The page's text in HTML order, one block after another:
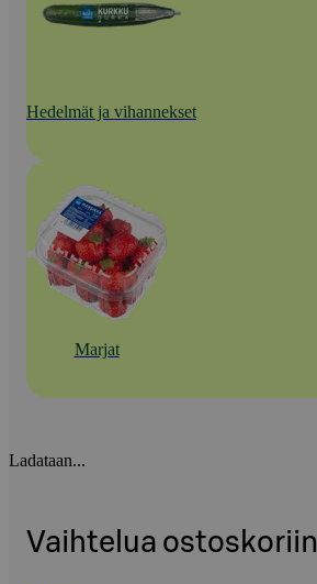
Hedelmät ja vihannekset
Marjat
Ladataan...
Vaihtelua ostoskoriin